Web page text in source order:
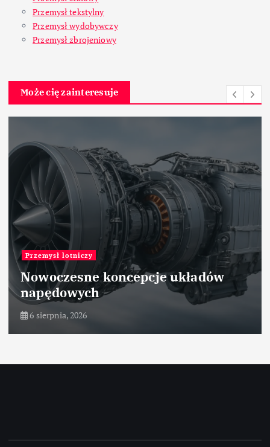
Przemysł tekstylny
Przemysł wydobywczy
Przemysł zbrojeniowy
Może cię zainteresuje
Przemysł lotniczy
Nowoczesne koncepcje układów
napędowych
6 sierpnia, 2026